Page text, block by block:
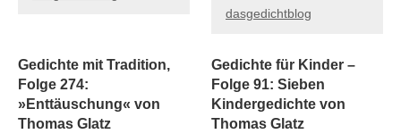
dasgedichtblog
Gedichte mit Tradition,
Folge 274:
»Enttäuschung« von
Thomas Glatz
Gedichte für Kinder –
Folge 91: Sieben
Kindergedichte von
Thomas Glatz